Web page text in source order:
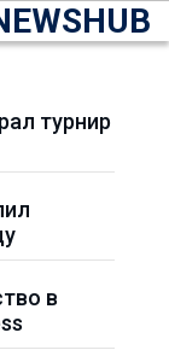
турнир
в